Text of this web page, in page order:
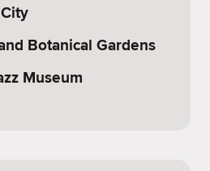
Botanical Gardens
Museum